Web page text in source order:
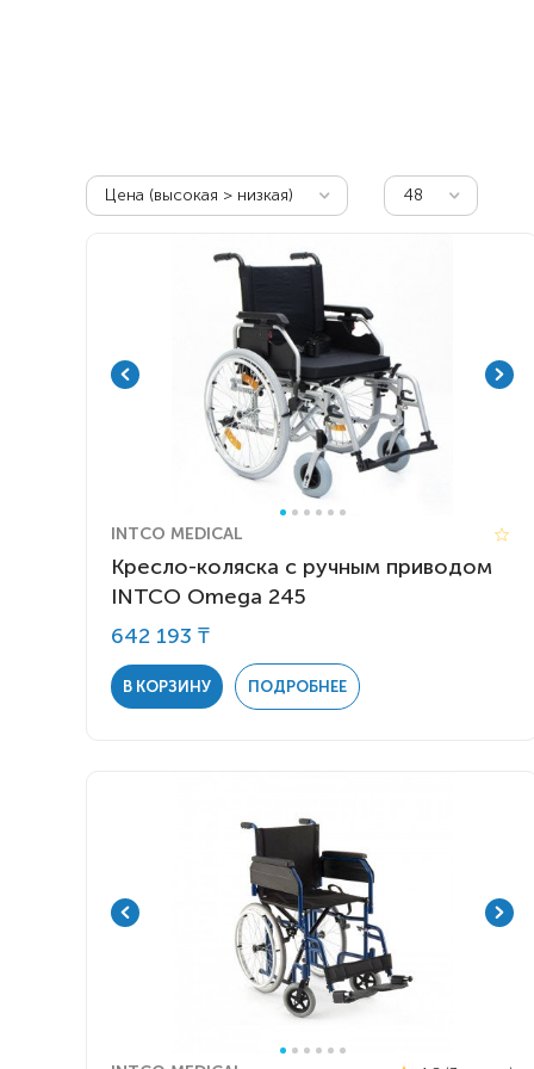
Цена (высокая > низкая) 48
INTCO MEDICAL
Кресло-коляска с ручным приводом
INTCO Omega 245
642 193 ₸
В КОРЗИНУ ПОДРОБНЕЕ